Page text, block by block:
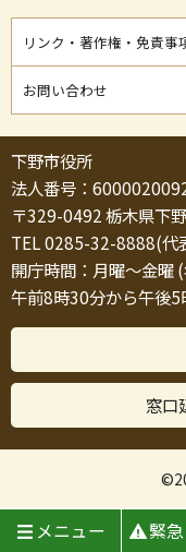
リンク・著作権・免責事
お問い合わせ
下野市役所
法人番号：
〒329-0492 栃木県下
TEL 0285-32-8888(
開庁時間：月曜～金曜
午前8時30分から午後
窓口
メニュー 緊